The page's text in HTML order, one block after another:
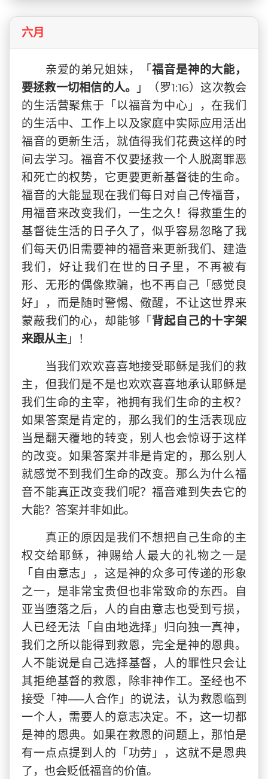
六月
亲爱的弟兄姐妹，「福音是神的大能，
要拯救一切相信的人。
」（罗1:16）这次教会
的生活营聚焦于「以福音为中心」，在我们
的生活中、工作上以及家庭中实际应用活出
福音的更新生活，就值得我们花费这样的时
间去学习。福音不仅要拯救一个人脱离罪恶
和死亡的权势，它更要更新基督徒的生命。
福音的大能显现在我们每日对自己传福音，
用福音来改变我们，一生之久！得救重生的
基督徒生活的日子久了，似乎容易忽略了我
们每天仍旧需要神的福音来更新我们、建造
我们，好让我们在世的日子里，不再被有
形、无形的偶像欺骗，也不再自己「感觉良
好」，而是随时警惕、儆醒，不让这世界来
蒙蔽我们的心，却能够「背起自己的十字架
来跟从主 」！
当我们欢欢喜喜地接受耶稣是我们的救
主，但我们是不是也欢欢喜喜地承认耶稣是
我们生命的主宰，祂拥有我们生命的主权？
如果答案是肯定的，那么我们的生活表现应
当是翻天覆地的转变，别人也会惊讶于这样
的改变。如果答案并非是肯定的，那么别人
就感觉不到我们生命的改变。那么为什么福
音不能真正改变我们呢？福音难到失去它的
大能？答案并非如此。
真正的原因是我们不想把自己生命的主
权交给耶稣，神赐给人最大的礼物之一是
「自由意志」，这是神的众多可传递的形象
之一，是非常宝贵但也非常致命的东西。自
亚当堕落之后，人的自由意志也受到亏损，
人已经无法「自由地选择」归向独一真神，
我们之所以能得到救恩，完全是神的恩典。
人不能说是自己选择基督，人的罪性只会让
其拒绝基督的救恩，除非神作工。圣经也不
接受「神──人合作」的说法，认为救恩临到
一个人，需要人的意志决定。不，这一切都
是神的恩典。如果在救恩的问题上，那怕是
有一点点提到人的「功劳」，这就不是恩典
了，也会贬低福音的价值。